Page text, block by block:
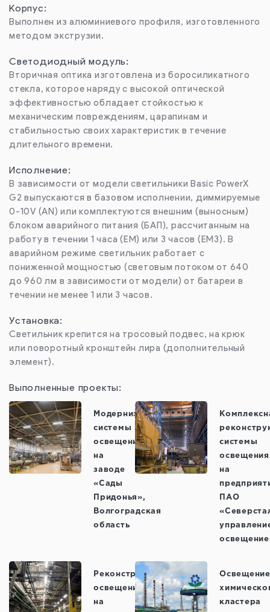
Корпус:
Выполнен из алюминиевого профиля, изготовленного
методом экструзии.
Светодиодный модуль:
Вторичная оптика изготовлена из боросиликатного
стекла, которое наряду с высокой оптической
эффективностью обладает стойкостью к
механическим повреждениям, царапинам и
стабильностью своих характеристик в течение
длительного времени.
Исполнение:
В зависимости от модели светильники Basic PowerX
G2 выпускаются в базовом исполнении, диммируемые
0-10V (AN) или комплектуются внешним (выносным)
блоком аварийного питания (БАП), рассчитанным на
работу в течении 1 часа (EM) или 3 часов (EM3). В
аварийном режиме светильник работает с
пониженной мощностью (световым потоком от 640
до 960 лм в зависимости от модели) от батареи в
течении не менее 1 или 3 часов.
Установка:
Светильник крепится на тросовый подвес, на крюк
или поворотный кронштейн лира (дополнительный
элемент).
Выполненные проекты:
Модернизация
системы
освещения
на
заводе
«Сады
Придонья»,
Волгоградская
область
системы
освещения
на
ПАО
Реконструкция
освещения
на
Освещение
кластера